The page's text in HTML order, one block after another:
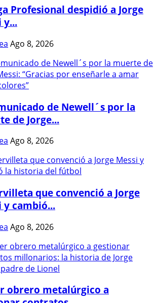
Profesional despidió a Jorge
y...
Ago 8, 2026
de Newell´s por la
de Jorge...
Ago 8, 2026
que convenció a Jorge
y cambió...
Ago 8, 2026
obrero metalúrgico a